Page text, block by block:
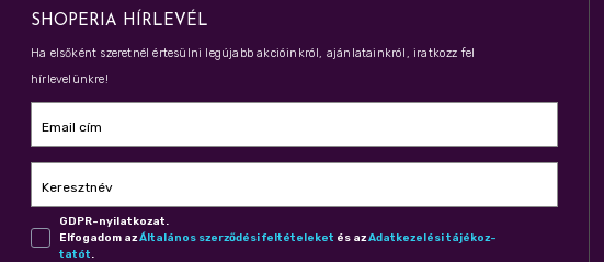
Népszerű keresések
leukoplast ariel lenor finish
pampers
SHOPERIA HÍRLEVÉL
Ha elsőként szeretnél értesülni legújabb akcióinkról, ajánlatainkról, iratkozz fel
hírlevelünkre!
Email cím
Keresztnév
GDPR-nyilatkozat.
Elfogadom azÁl­ta­lá­nos szer­ző­dé­si fel­té­te­le­ket és azAdat­ke­ze­lé­si tá­jé­koz­
ta­tót.